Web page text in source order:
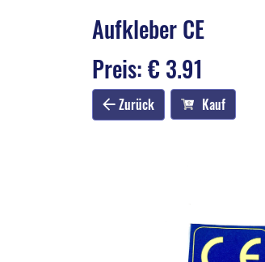
Aufkleber CE
Preis: € 3.91
Zurück Kauf